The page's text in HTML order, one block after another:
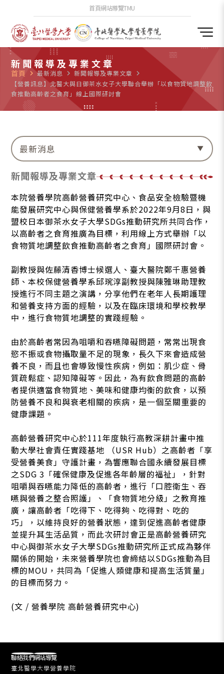
首頁網站導覽TMU
新聞報導及專業文章
首頁 navigate_next最新消息 navigate_next 新聞報導及專業文章 navigate_next
【營養訊息】北醫大與日御茶水女子大學聯合舉辦「以食物質地調整飲
食推動高齡者之食育」線上國際研討會
最新消息
新聞報導及專業文章
本院營養學院高齡營養研究中心、食品安全檢驗暨機
能發展研究中心與保健營養學系於2022年9月8日，與
盟校日本御茶水女子大學SDGs推動研究所共同合作，
以高齡者之食育推廣為目標，利用線上方式舉辦「以
食物質地調整飲食推動高齡者之食育」國際研討會。
副教授與佐藤清香博士候選人、臺大醫院鄭千惠營養
師、本校保健營養學系邱琬淳副教授與陳雅琳助理教
授進行不同主題之演講，分享他們在老年人長期護理
和營養支持方面的經驗，以及在臨床環境和學校教學
中，進行食物質地調整的實踐經驗。
由於高齡者常因為咀嚼和吞嚥障礙問題，常常出現食
慾不振或食物攝取量不足的現象，長久下來會造成營
養不良，而且也會導致慢性疾病，例如：肌少症、骨
質疏鬆症、認知障礙等。因此，為有飲食問題的高齡
者提供適當食物質地、美味和健康均衡的飲食，以預
防營養不良和與衰老相關的疾病，是一個至關重要的
健康課題。
高齡營養研究中心於111年度執行高教深耕計畫中推
動大學社會責任實踐基地 （USR Hub）之高齡者「享
受營養美食」守護計畫，為響應聯合國永續發展目標
之SDG 3「確保健康及促進各年齡層的福祉」，針對
咀嚼與吞嚥能力降低的高齡者，進行「口腔衛生、吞
嚥與營養之整合照護」、「食物質地分級」之教育推
廣，讓高齡者「吃得下、吃得夠、吃得對、吃的
巧」，以維持良好的營養狀態，達到促進高齡者健康
並提升其生活品質，而此次研討會正是高齡營養研究
中心與御茶水女子大學SDGs推動研究所正式成為夥伴
關係的開始，未來營養學院也會締結以SDGs推動為目
標的MOU，共同為「促進人類健康和提高生活質量」
的目標而努力。
(文 / 營養學院 高齡營養研究中心)
臺北醫學大學營養學院
聯絡我們網站導覽